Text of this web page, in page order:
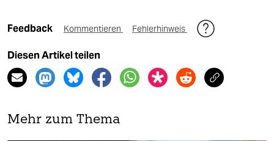
Feedback Kommentieren Fehlerhinweis
Diesen Artikel teilen
Mehr zum Thema